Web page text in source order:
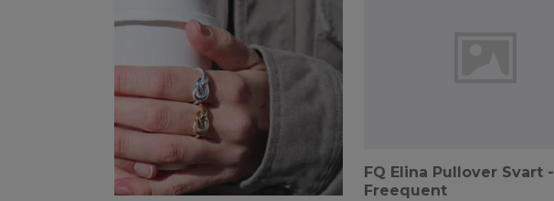
FQ Elina Pullover Svart -
Freequent